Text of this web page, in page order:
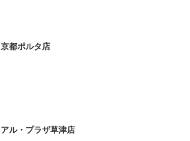
京都ポルタ店
アル・プラザ草津店